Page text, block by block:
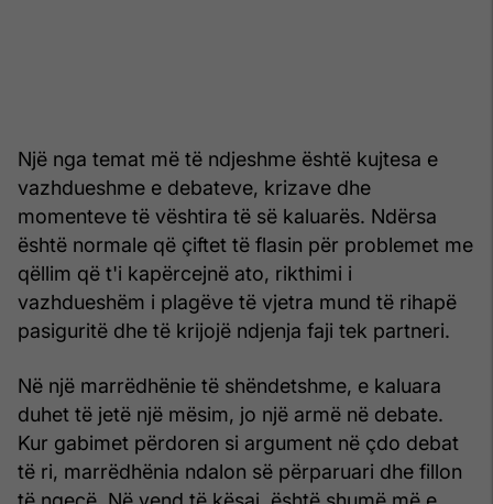
Një nga temat më të ndjeshme është kujtesa e
vazhdueshme e debateve, krizave dhe
momenteve të vështira të së kaluarës. Ndërsa
është normale që çiftet të flasin për problemet me
qëllim që t'i kapërcejnë ato, rikthimi i
vazhdueshëm i plagëve të vjetra mund të rihapë
pasiguritë dhe të krijojë ndjenja faji tek partneri.
Në një marrëdhënie të shëndetshme, e kaluara
duhet të jetë një mësim, jo një armë në debate.
Kur gabimet përdoren si argument në çdo debat
të ri, marrëdhënia ndalon së përparuari dhe fillon